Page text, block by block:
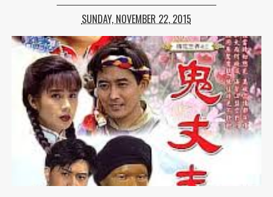
SUNDAY, NOVEMBER 22, 2015